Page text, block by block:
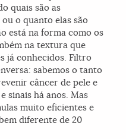
quais são as
o quanto elas são
está na forma como os
na textura que
já conhecidos. Filtro
sabemos o tanto
câncer de pele e
sinais há anos. Mas
muito eficientes e
diferente de 20